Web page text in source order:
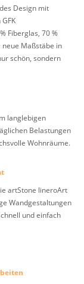
Design mit
Fiberglas, 70 %
neue Maßstäbe in
schön, sondern
langlebigen
Belastungen
Wohnräume.
artStone lineroArt
Wandgestaltungen
und einfach